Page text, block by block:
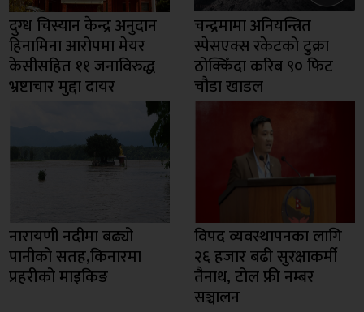
दुग्ध चिस्यान केन्द्र अनुदान
हिनामिना आरोपमा मेयर
केसीसहित ११ जनाविरुद्ध
भ्रष्टाचार मुद्दा दायर
चन्द्रमामा अनियन्त्रित
स्पेसएक्स रकेटको टुक्रा
ठोक्किँदा करिब ९० फिट
चौडा खाडल
नारायणी नदीमा बढ्यो
पानीको सतह,किनारमा
प्रहरीको माइकिङ
विपद व्यवस्थापनका लागि
२६ हजार बढी सुरक्षाकर्मी
तैनाथ, टोल फ्री नम्बर
सञ्चालन